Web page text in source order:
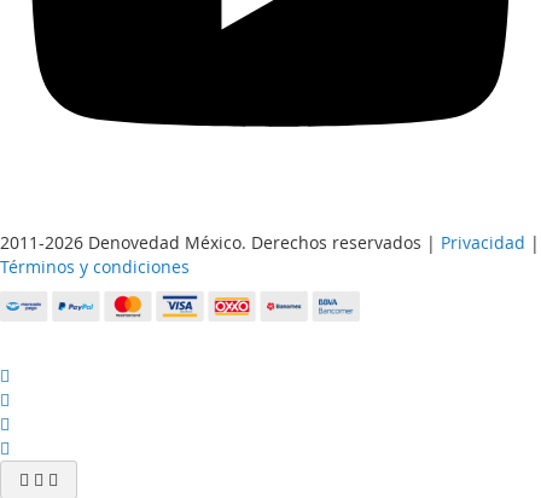
2011-2026 Denovedad México. Derechos reservados | Privacidad |
Términos y condiciones